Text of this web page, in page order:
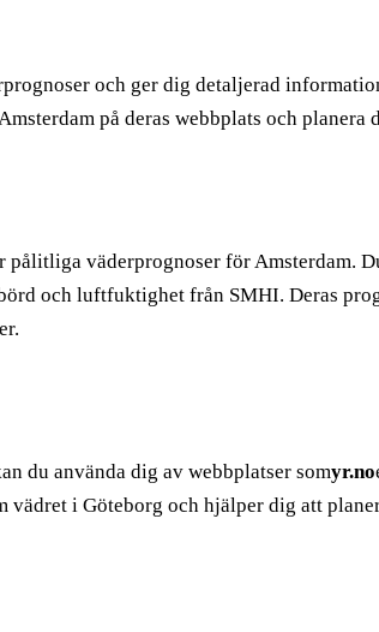
och ger dig detaljerad
på deras webbplats och planera
pålitliga väderprognoser för Amsterdam.
och luftfuktighet från SMHI. Deras
du använda dig av webbplatser somyr.no
i Göteborg och hjälper dig att